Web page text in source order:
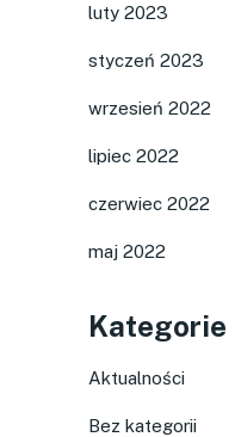
luty 2023
styczeń 2023
wrzesień 2022
lipiec 2022
czerwiec 2022
maj 2022
Kategorie
Aktualności
Bez kategorii